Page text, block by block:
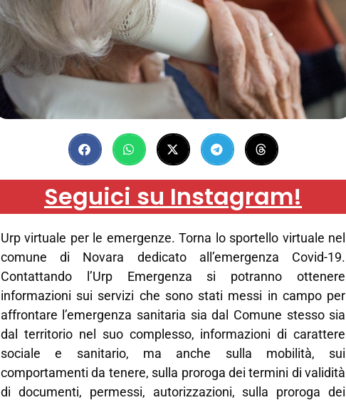
Seguici su Instagram!
Urp virtuale per le emergenze. Torna lo sportello virtuale nel
comune di Novara dedicato all’emergenza Covid-19.
Contattando l’Urp Emergenza si potranno ottenere
informazioni sui servizi che sono stati messi in campo per
affrontare l’emergenza sanitaria sia dal Comune stesso sia
dal territorio nel suo complesso, informazioni di carattere
sociale e sanitario, ma anche sulla mobilità, sui
comportamenti da tenere, sulla proroga dei termini di validità
di documenti, permessi, autorizzazioni, sulla proroga dei